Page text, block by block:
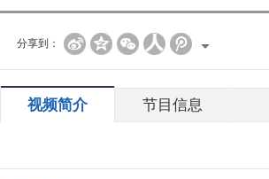
分享到：
视频简介 节目信息